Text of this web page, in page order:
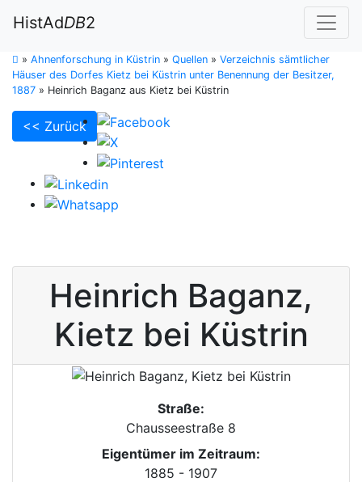
HistAdDB2
» Ahnenforschung in Küstrin » Quellen » Verzeichnis sämtlicher
Häuser des Dorfes Kietz bei Küstrin unter Benennung der Besitzer,
1887 » Heinrich Baganz aus Kietz bei Küstrin
<< Zurück
Heinrich Baganz,
Kietz bei Küstrin
Straße:
Chausseestraße 8
Eigentümer im Zeitraum:
1885 - 1907